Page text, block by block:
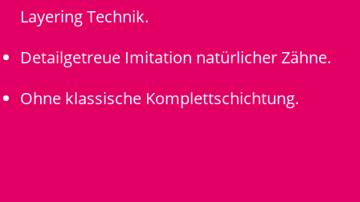
Layering Technik.
Detailgetreue Imitation natürlicher Zähne.
Ohne klassische Komplettschichtung.